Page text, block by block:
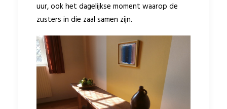
uur, ook het dagelijkse moment waarop de
zusters in die zaal samen zijn.